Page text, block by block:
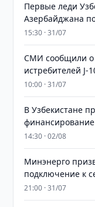
Первые леди
Азербайджана
15:30 · 31/07
СМИ сообщили о
истребителей J-
10:00 · 31/07
В Узбекистане
14:30 · 02/08
Минэнерго
подключение к
21:00 · 31/07